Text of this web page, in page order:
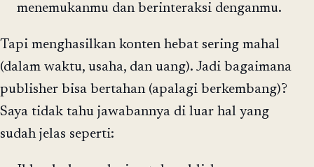
menemukanmu dan berinteraksi denganmu.
Tapi menghasilkan konten hebat sering mahal
(dalam waktu, usaha, dan uang). Jadi bagaimana
publisher bisa bertahan (apalagi berkembang)?
Saya tidak tahu jawabannya di luar hal yang
sudah jelas seperti: